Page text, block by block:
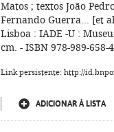
Matos ; textos João
Fernando Guerra... [et
Lisboa : IADE -U :
cm. - ISBN 978-989-658-
Link persistente: http://
ADICIONAR À LISTA